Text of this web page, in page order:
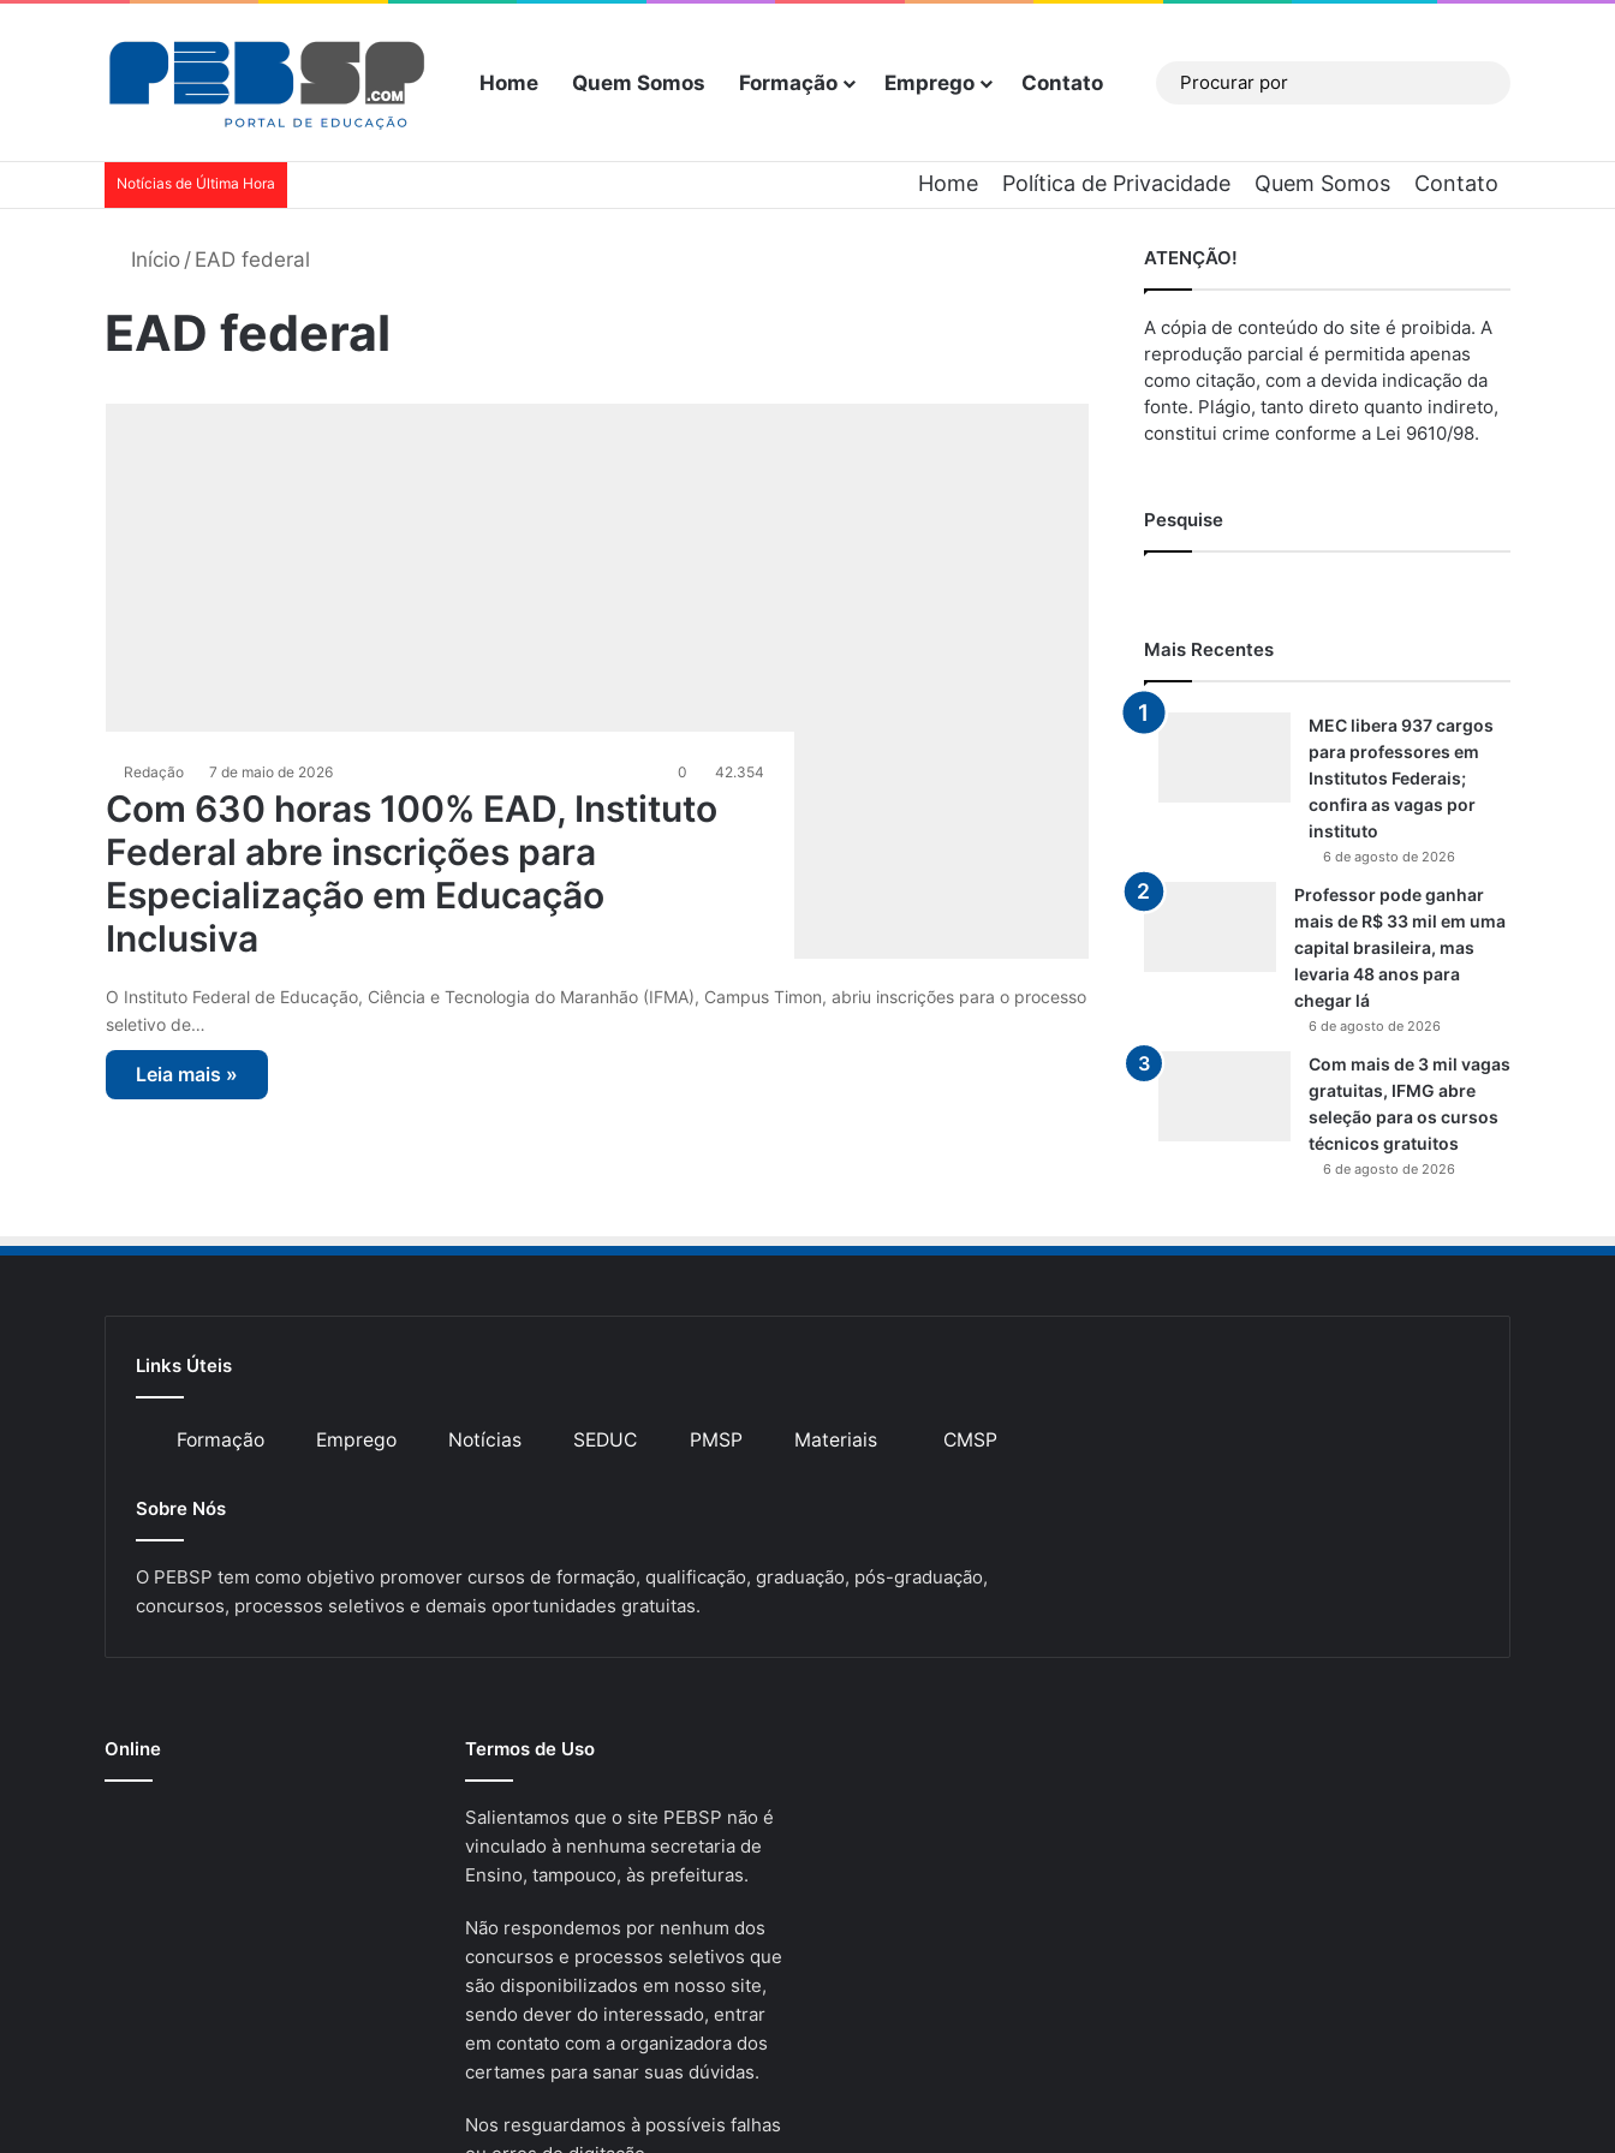
Home Quem Somos Formação Emprego Contato Barra Lateral
Notícias de Última Hora Home Política de Privacidade Quem Somos Contato
Início / EAD federal
EAD federal
Redação 7 de maio de 2026 0 42.354
Com 630 horas 100% EAD, Instituto
Federal abre inscrições para
Especialização em Educação
Inclusiva
O Instituto Federal de Educação, Ciência e Tecnologia do Maranhão (IFMA), Campus Timon, abriu inscrições para o processo
seletivo de…
Leia mais »
ATENÇÃO!
A cópia de conteúdo do site é proibida. A
reprodução parcial é permitida apenas
como citação, com a devida indicação da
fonte. Plágio, tanto direto quanto indireto,
constitui crime conforme a Lei 9610/98.
Pesquise
Mais Recentes
MEC libera 937 cargos
para professores em
Institutos Federais;
confira as vagas por
instituto
6 de agosto de 2026
Professor pode ganhar
mais de R$ 33 mil em uma
capital brasileira, mas
levaria 48 anos para
chegar lá
6 de agosto de 2026
Com mais de 3 mil vagas
gratuitas, IFMG abre
seleção para os cursos
técnicos gratuitos
6 de agosto de 2026
Links Úteis
Formação Emprego Notícias SEDUC PMSP Materiais CMSP
Sobre Nós
O PEBSP tem como objetivo promover cursos de formação, qualificação, graduação, pós-graduação,
concursos, processos seletivos e demais oportunidades gratuitas.
Online Termos de Uso
Salientamos que o site PEBSP não é
vinculado à nenhuma secretaria de
Ensino, tampouco, às prefeituras.
Não respondemos por nenhum dos
concursos e processos seletivos que
são disponibilizados em nosso site,
sendo dever do interessado, entrar
em contato com a organizadora dos
certames para sanar suas dúvidas.
Nos resguardamos à possíveis falhas